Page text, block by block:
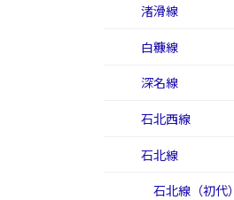
渚滑線
白糠線
深名線
石北西線
石北線
石北線（初代）